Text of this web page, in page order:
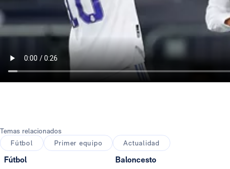
Temas relacionados
Fútbol
Primer equipo Actualidad
Fútbol Baloncesto